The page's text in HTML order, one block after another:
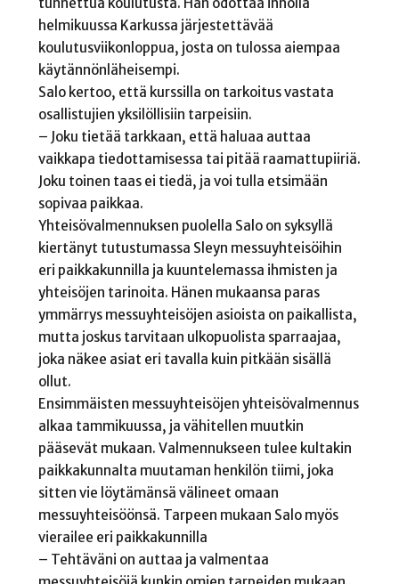
tunnettua koulutusta. Hän odottaa innolla
helmikuussa Karkussa järjestettävää
koulutusviikonloppua, josta on tulossa aiempaa
käytännönläheisempi.
Salo kertoo, että kurssilla on tarkoitus vastata
osallistujien yksilöllisiin tarpeisiin.
– Joku tietää tarkkaan, että haluaa auttaa
vaikkapa tiedottamisessa tai pitää raamattupiiriä.
Joku toinen taas ei tiedä, ja voi tulla etsimään
sopivaa paikkaa.
Yhteisövalmennuksen puolella Salo on syksyllä
kiertänyt tutustumassa Sleyn messuyhteisöihin
eri paikkakunnilla ja kuuntelemassa ihmisten ja
yhteisöjen tarinoita. Hänen mukaansa paras
ymmärrys messuyhteisöjen asioista on paikallista,
mutta joskus tarvitaan ulkopuolista sparraajaa,
joka näkee asiat eri tavalla kuin pitkään sisällä
ollut.
Ensimmäisten messuyhteisöjen yhteisövalmennus
alkaa tammikuussa, ja vähitellen muutkin
pääsevät mukaan. Valmennukseen tulee kultakin
paikkakunnalta muutaman henkilön tiimi, joka
sitten vie löytämänsä välineet omaan
messuyhteisöönsä. Tarpeen mukaan Salo myös
vierailee eri paikkakunnilla
– Tehtäväni on auttaa ja valmentaa